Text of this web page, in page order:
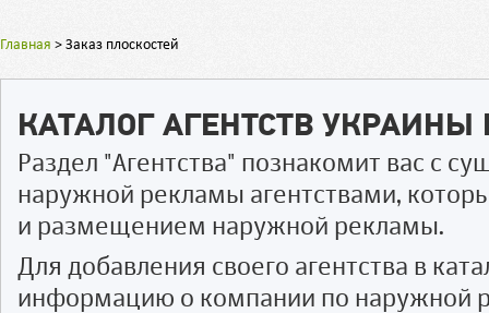
Главная > Заказ плоскостей
КАТАЛОГ АГЕНТСТВ
Раздел "Агентства" познакомит вас с
наружной рекламы агентствами,
и размещением наружной рекламы.
Для добавления своего агентства в
информацию о компании по наружной